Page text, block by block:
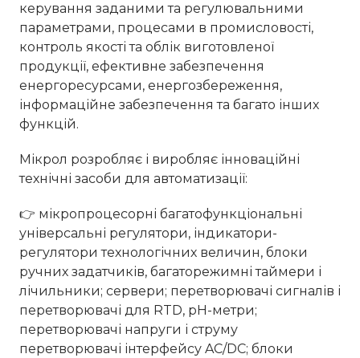
керування заданими та регулювальними
параметрами, процесами в промисловості,
контроль якості та облік виготовленої
продукції, ефективне забезпечення
енергоресурсами, енергозбереження,
інформаційне забезпечення та багато інших
функцій.
Мікрол розробляє і виробляє інноваційні
технічні засоби для автоматизації:
👉 мікропроцесорні багатофункціональні
універсальні регулятори, індикатори-
регулятори технологічних величин, блоки
ручних задатчиків, багаторежимні таймери і
лічильники; сервери; перетворювачі сигналів і
перетворювачі для RTD, рН-метри;
перетворювачі напруги і струму
перетворювачі інтерфейсу AC/DC; блоки